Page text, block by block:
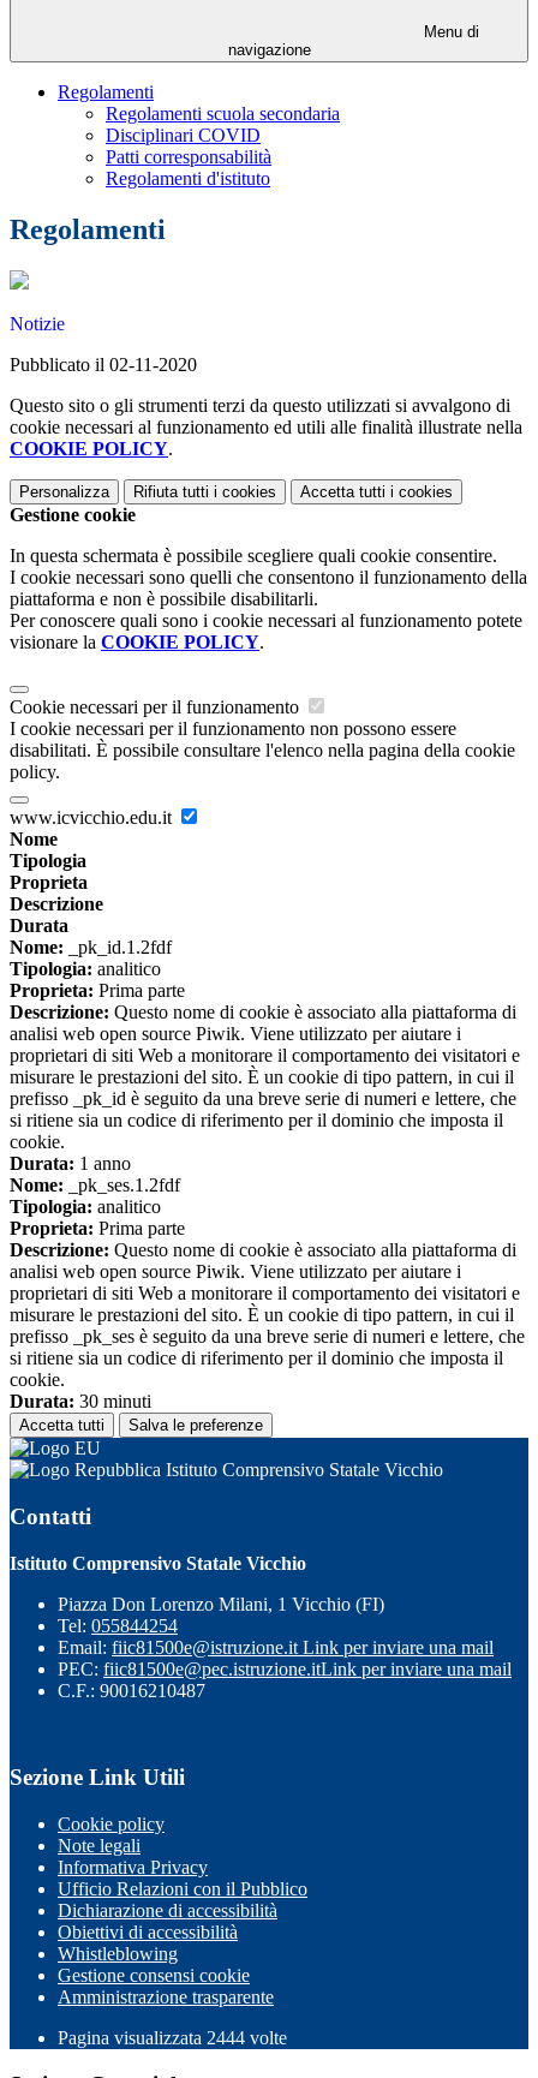
Menu di
navigazione
Regolamenti
Regolamenti scuola secondaria
Disciplinari COVID
Patti corresponsabilità
Regolamenti d'istituto
Regolamenti
Notizie
Pubblicato il 02-11-2020
Questo sito o gli strumenti terzi da questo utilizzati si avvalgono di
cookie necessari al funzionamento ed utili alle finalità illustrate nella
COOKIE POLICY.
Personalizza Rifiuta tutti i cookies Accetta tutti i cookies
Gestione cookie
In questa schermata è possibile scegliere quali cookie consentire.
I cookie necessari sono quelli che consentono il funzionamento della
piattaforma e non è possibile disabilitarli.
Per conoscere quali sono i cookie necessari al funzionamento potete
visionare la COOKIE POLICY.
Cookie necessari per il funzionamento
I cookie necessari per il funzionamento non possono essere
disabilitati. È possibile consultare l'elenco nella pagina della cookie
policy.
www.icvicchio.edu.it
Nome
Tipologia
Proprieta
Descrizione
Durata
Nome: _pk_id.1.2fdf
Tipologia: analitico
Proprieta: Prima parte
Descrizione: Questo nome di cookie è associato alla piattaforma di
analisi web open source Piwik. Viene utilizzato per aiutare i
proprietari di siti Web a monitorare il comportamento dei visitatori e
misurare le prestazioni del sito. È un cookie di tipo pattern, in cui il
prefisso _pk_id è seguito da una breve serie di numeri e lettere, che
si ritiene sia un codice di riferimento per il dominio che imposta il
cookie.
Durata: 1 anno
Nome: _pk_ses.1.2fdf
Tipologia: analitico
Proprieta: Prima parte
Descrizione: Questo nome di cookie è associato alla piattaforma di
analisi web open source Piwik. Viene utilizzato per aiutare i
proprietari di siti Web a monitorare il comportamento dei visitatori e
misurare le prestazioni del sito. È un cookie di tipo pattern, in cui il
prefisso _pk_ses è seguito da una breve serie di numeri e lettere, che
si ritiene sia un codice di riferimento per il dominio che imposta il
cookie.
Durata: 30 minuti
Accetta tutti Salva le preferenze
Istituto Comprensivo Statale Vicchio
Contatti
Istituto Comprensivo Statale Vicchio
Piazza Don Lorenzo Milani, 1 Vicchio (FI)
Tel: 055844254
Email: fiic81500e@istruzione.it Link per inviare una mail
PEC: fiic81500e@pec.istruzione.itLink per inviare una mail
C.F.: 90016210487
Sezione Link Utili
Cookie policy
Note legali
Informativa Privacy
Ufficio Relazioni con il Pubblico
Dichiarazione di accessibilità
Obiettivi di accessibilità
Whistleblowing
Gestione consensi cookie
Amministrazione trasparente
Pagina visualizzata 2444 volte